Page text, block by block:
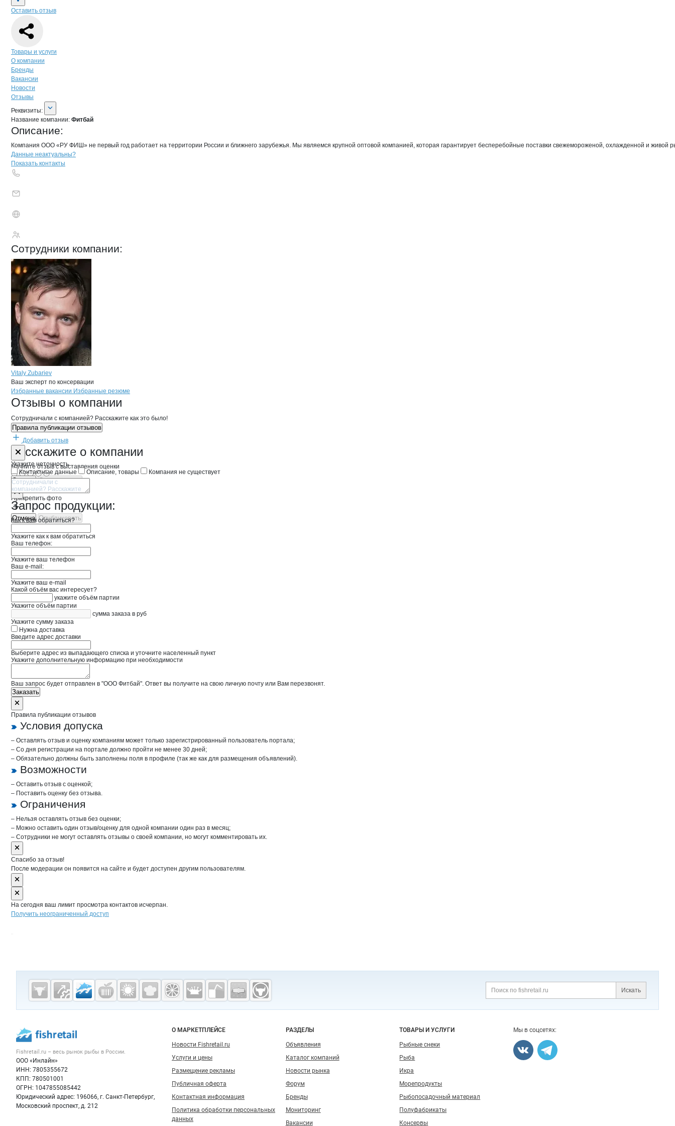
Оставить отзыв
Навигация по странице
Товары и услуги
О компании
Бренды
Вакансии
Новости
Отзывы
О компании
Реквизиты
Реквизиты:
Название компании: Фитбай
Описание:
Компания ООО «РУ ФИШ» не первый год работает на территории России и ближнего зарубежья. Мы являемся крупной оптовой компанией, которая гарантирует бесперебойные поставки свежемороженой, охлажденной и
Контактыкомпании
+7(800)000-00-..
Данные неактуальны?
Показать контакты
Сотрудники компании:
Vitaly Zubariev
Ваш эксперт по консервации
Брендыкомпани Фитбай
Вакансии вФитбай
Избранные вакансии Избранные резюме
Новости oФитбай, ООО
Отзывы о компании
Сотрудничали с компанией? Расскажите как это было!
Правила публикации отзывов
Добавить отзыв
Расскажите о компании
Начните отзыв с выставления оценки
Прикрепить фото
Отмена Опубликовать
Форма обратной связи о неточностях на странице
Укажите неточность
Контактные данные
Описание, товары Компания не существует
Отмена Опубликовать
Запрос продукции:
Как к вам обратиться?
Укажите как к вам обратиться
Ваш телефон:
Укажите ваш телефон
Ваш e-mail:
Укажите ваш e-mail
Какой объём вас интересует?
укажите объём партии
Укажите объём партии
сумма заказа в руб
Укажите сумму заказа
Нужна доставка
Введите адрес доставки
Выберите адрес из выпадающего списка и уточните населенный пункт
Укажите дополнительную информацию при необходимости
Ваш запрос будет отправлен в "ООО Фитбай". Ответ вы получите на свою личную почту или Вам перезвонят.
Заказать
Правила публикации отзывов
Условия допуска
– Оставлять отзыв и оценку компаниям может только зарегистрированный пользователь портала;
– Со дня регистрации на портале должно пройти не менее 30 дней;
– Обязательно должны быть заполнены поля в профиле (так же как для размещения объявлений).
Возможности
– Оставить отзыв с оценкой;
– Поставить оценку без отзыва.
Ограничения
– Нельзя оставлять отзыв без оценки;
– Можно оставить один отзыв/оценку для одной компании один раз в месяц;
– Сотрудники не могут оставлять отзывы о своей компании, но могут комментировать их.
Спасибо за отзыв!
После модерации он появится на сайте и будет доступен другим пользователям.
На сегодня ваш лимит просмотра контактов исчерпан.
Получить неограниченный доступ
Дополнительная информация
Искать
Cсылки на полезные проекты
Fishretail.ru —
рыба,
Важные разделы и контакты
Fishretail.ru – весь рынок рыбы в России.
ООО «Инлайн»
ИНН: 7805355672
КПП: 780501001
ОГРН: 1047855085442
Юридический адрес: 196066, г. Санкт-Петербург,
Московский проспект, д. 212
Навигация по сайту
О МАРКЕТПЛЕЙСЕ
Новости Fishretail.ru
Услуги и цены
Размещение рекламы
Публичная оферта
Контактная информация
Политика обработки персональных
данных
РАЗДЕЛЫ
Объявления
Каталог компаний
Новости рынка
Форум
Бренды
Мониторинг
Вакансии
ТОВАРЫ И УСЛУГИ
Рыбные снеки
Рыба
Икра
Морепродукты
Рыбопосадочный материал
Полуфабрикаты
Консервы
Мы в соцсетях: